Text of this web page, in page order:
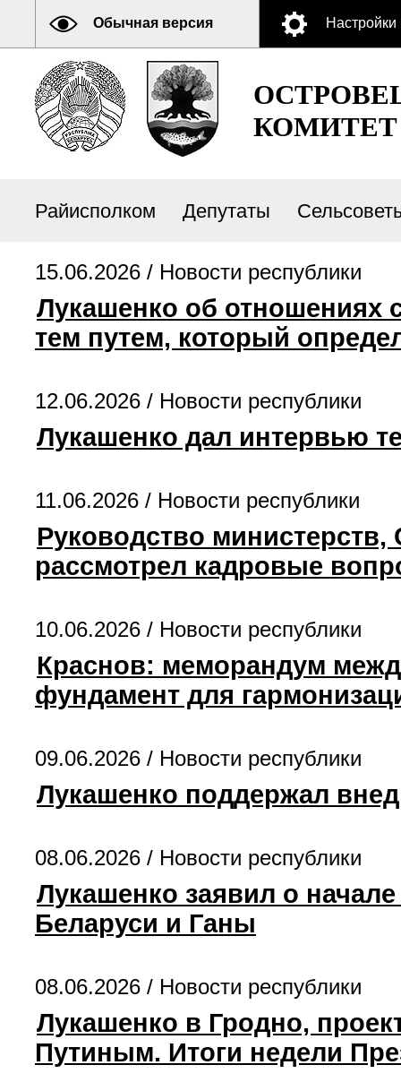
Обычная версия Настройки
КОМИТЕТ
Райисполком Депутаты
15.06.2026 / Новости республики
Лукашенко об отношениях
тем путем, который
12.06.2026 / Новости республики
Лукашенко дал интервью
11.06.2026 / Новости республики
Руководство
рассмотрел кадровые
10.06.2026 / Новости республики
Краснов: меморандум
фундамент для
09.06.2026 / Новости республики
Лукашенко поддержал
08.06.2026 / Новости республики
Лукашенко заявил о
Беларуси и Ганы
08.06.2026 / Новости республики
Лукашенко в Гродно,
Путиным. Итоги недели